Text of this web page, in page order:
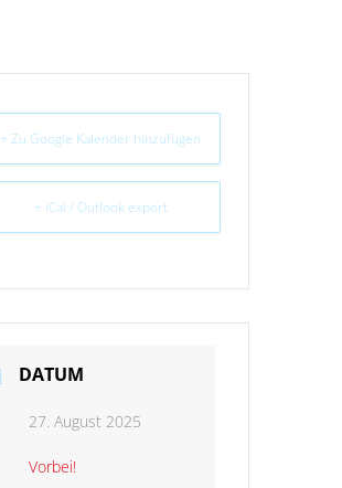
+ Zu Google Kalender hinzufügen
+ iCal / Outlook export
DATUM
27. August 2025
Vorbei!